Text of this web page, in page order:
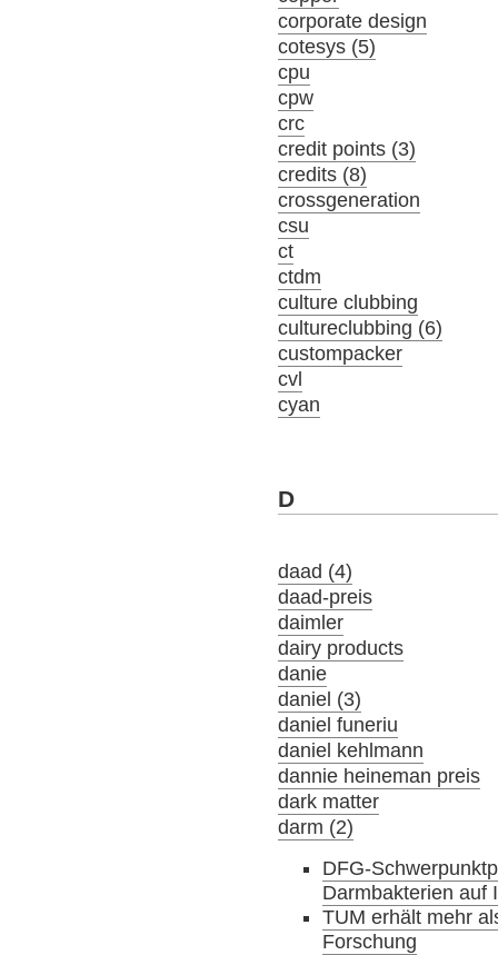
corporate design
cotesys (5)
cpu
cpw
crc
credit points (3)
credits (8)
crossgeneration
csu
ct
ctdm
culture clubbing
cultureclubbing (6)
custompacker
cvl
cyan
D
daad (4)
daad-preis
daimler
dairy products
danie
daniel (3)
daniel funeriu
daniel kehlmann
dannie heineman preis
dark matter
darm (2)
DFG-
Darmbakterien auf
TUM erhält mehr
Forschung